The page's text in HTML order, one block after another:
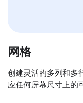
网格
创建灵活的多列和多
应任何屏幕尺寸上的